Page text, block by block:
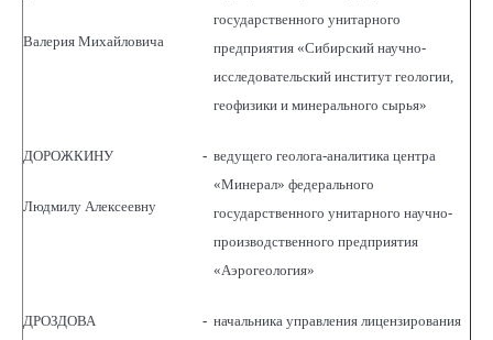
Валерия Михайловича
государственного унитарного
предприятия «Сибирский научно-
исследовательский институт геологии,
геофизики и минерального сырья»
ДОРОЖКИНУ
Людмилу Алексеевну
- ведущего геолога-аналитика центра
«Минерал» федерального
государственного унитарного научно-
производственного предприятия
«Аэрогеология»
ДРОЗДОВА - начальника управления лицензирования